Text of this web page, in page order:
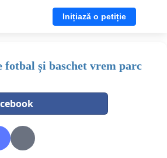
Inițiază o petiție
fotbal și baschet vrem parc